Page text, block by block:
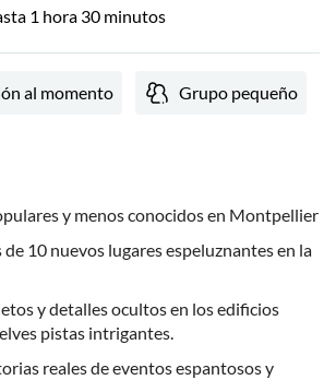
1 hora 30 minutos
al momento Grupo pequeño
y menos conocidos en Montpellier
de 10 nuevos lugares espeluznantes en la
y detalles ocultos en los edificios
pistas intrigantes.
reales de eventos espantosos y